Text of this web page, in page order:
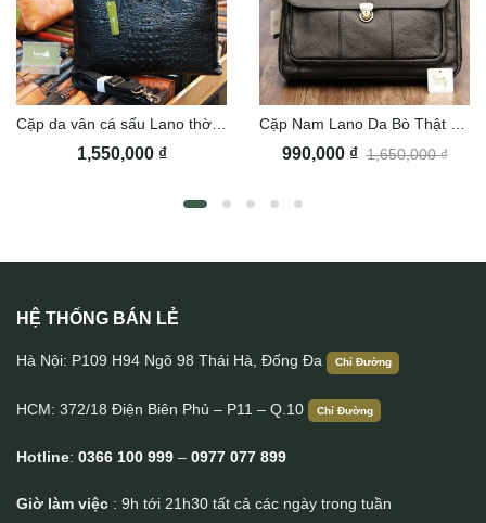
Túi Da Nam Lano Đeo Chéo 13 inch CD47
1,550,000 ₫
1,650,000₫
990,000 ₫
HỆ THỐNG BÁN LẺ
Hà Nội: P109 H94 Ngõ 98 Thái Hà, Đống Đa Chỉ Đường
HCM: 372/18 Điện Biên Phủ – P11 – Q.10 Chỉ Đường
Hotline: 0366 100 999 – 0977 077 899
Giờ làm việc : 9h tới 21h30 tất cả các ngày trong tuần